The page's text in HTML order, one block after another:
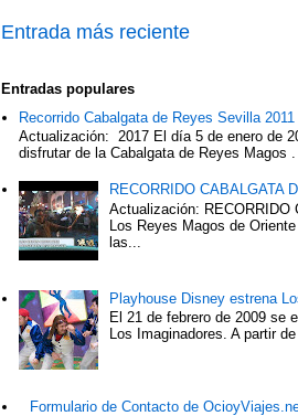
Entrada más reciente
Entradas populares
Recorrido Cabalgata de Reyes Sevilla 2011
Actualización: 2017 El día 5 de enero de
disfrutar de la Cabalgata de Reyes Magos
RECORRIDO CABALGATA
Actualización: RECORRIDO
Los Reyes Magos de
las...
Playhouse Disney estrena
El 21 de febrero de 2009 se
Los Imaginadores. A partir
Formulario de Contacto de